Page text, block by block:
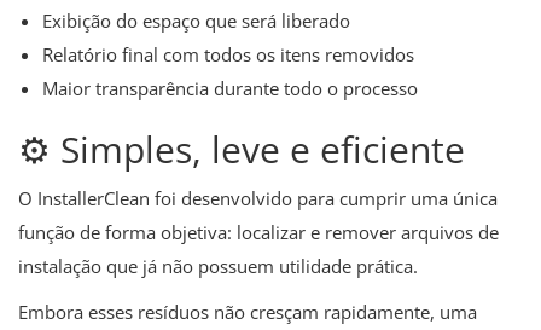
Exibição do espaço que será liberado
Relatório final com todos os itens removidos
Maior transparência durante todo o processo
⚙️ Simples, leve e eficiente
O InstallerClean foi desenvolvido para cumprir uma única
função de forma objetiva: localizar e remover arquivos de
instalação que já não possuem utilidade prática.
Embora esses resíduos não cresçam rapidamente, uma